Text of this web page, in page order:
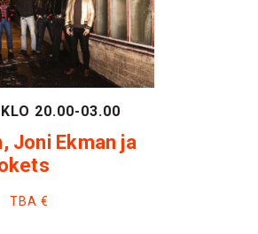
20.00-03.00
Joni Ekman ja
TBA €